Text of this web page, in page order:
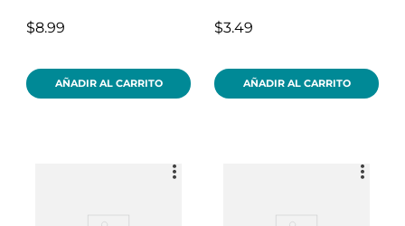
$8.99
AÑADIR AL CARRITO
$3.49
AÑADIR AL CARRITO